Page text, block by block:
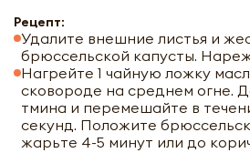
Рецепт:
Удалите внешние листья и
брюссельской капусты.
Нагрейте 1 чайную ложку
сковороде на среднем огне.
тмина и перемешайте в
секунд. Положите
жарьте 4-5 минут или до